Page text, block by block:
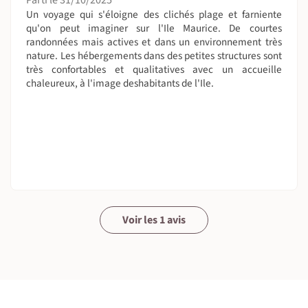
condition physique.
On dort où ?
• 6 nuits en petit hôtel de charme sur la côte ouest
• 4 nuits en hôtel dans le nord de l'île
prévoir en amont les dîners pour la première étape
Un voyage qui s'éloigne des clichés plage et farniente
qu'on peut imaginer sur l'Ile Maurice. De courtes
randonnées mais actives et dans un environnement très
nature. Les hébergements dans des petites structures sont
très confortables et qualitatives avec un accueille
chaleureux, à l'image deshabitants de l'Ile.
Voir les 1 avis